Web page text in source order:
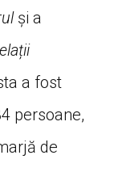
și a
a fost
persoane,
de